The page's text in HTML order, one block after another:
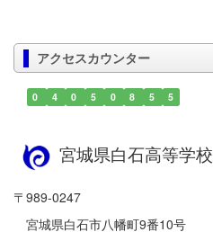
アクセスカウンター
0 4 0 5 0 8 5 5
宮城県白石高等学校
〒989-0247
宮城県白石市八幡町9番10号